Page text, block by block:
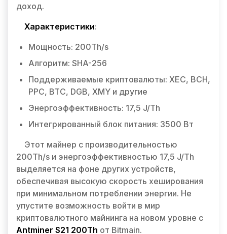
доход.
Характеристики:
Мощность: 200Th/s
Алгоритм: SHA-256
Поддерживаемые криптовалюты: XEC, BCH,
PPC, BTC, DGB, XMY и другие
Энергоэффективность: 17,5 J/Th
Интегрированный блок питания: 3500 Вт
Этот майнер с производительностью
200Th/s и энергоэффективностью 17,5 J/Th
выделяется на фоне других устройств,
обеспечивая высокую скорость хеширования
при минимальном потреблении энергии. Не
упустите возможность войти в мир
криптовалютного майнинга на новом уровне с
Antminer S21 200Th от Bitmain.